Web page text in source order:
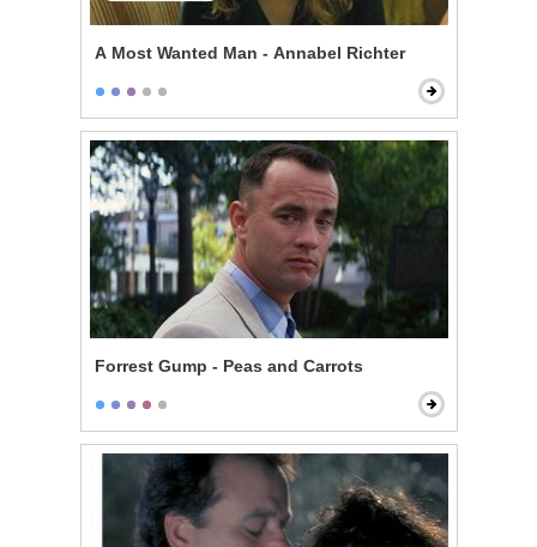
A Most Wanted Man - Annabel Richter
Forrest Gump - Peas and Carrots